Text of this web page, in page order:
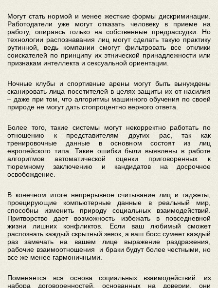
Могут стать нормой и менее жесткие формы дискриминации.
Работодатели уже могут отказать человеку в приеме на
работу, опираясь только на собственные предрассудки. Но
технологии распознавания лиц могут сделать такую практику
рутинной, ведь компании смогут фильтровать все отклики
соискателей по принципу их этнической принадлежности или
признакам интеллекта и сексуальной ориентации.
Ночные клубы и спортивные арены могут быть вынуждены
сканировать лица посетителей в целях защиты их от насилия
– даже при том, что алгоритмы машинного обучения по своей
природе не могут дать стопроцентно верного ответа.
Более того, такие системы могут некорректно работать по
отношению к представителям других рас, так как
тренировочные данные в основном состоят из лиц
европейского типа. Такие ошибки были выявлены в работе
алгоритмов автоматической оценки приговоренных к
тюремному заключению и кандидатов на досрочное
освобождение.
В конечном итоге непрерывное считывание лиц и гаджеты,
проецирующие компьютерные данные в реальный мир,
способны изменить природу социальных взаимодействий.
Притворство дает возможность избежать в повседневной
жизни лишних конфликтов. Если ваш любимый сможет
распознать каждый скрытный зевок, а ваш босс сумеет каждый
раз замечать на вашем лице выражение раздражения,
рабочие взаимоотношения и браки будут более честными, но
все же менее гармоничными.
Поменяется вся основа социальных взаимодействий: из
набора договоренностей, основанных на доверии, они